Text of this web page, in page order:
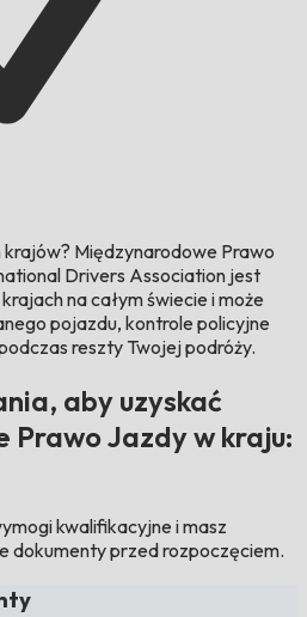
krajów? Międzynarodowe Prawo
Drivers Association jest
na całym świecie i może
pojazdu, kontrole policyjne
reszty Twojej podróży.
aby uzyskać
Prawo Jazdy w kraju:
kwalifikacyjne i masz
dokumenty przed rozpoczęciem.